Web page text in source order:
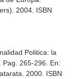
2004. ISBN
Politica: la
265-296. En:
2000. ISBN